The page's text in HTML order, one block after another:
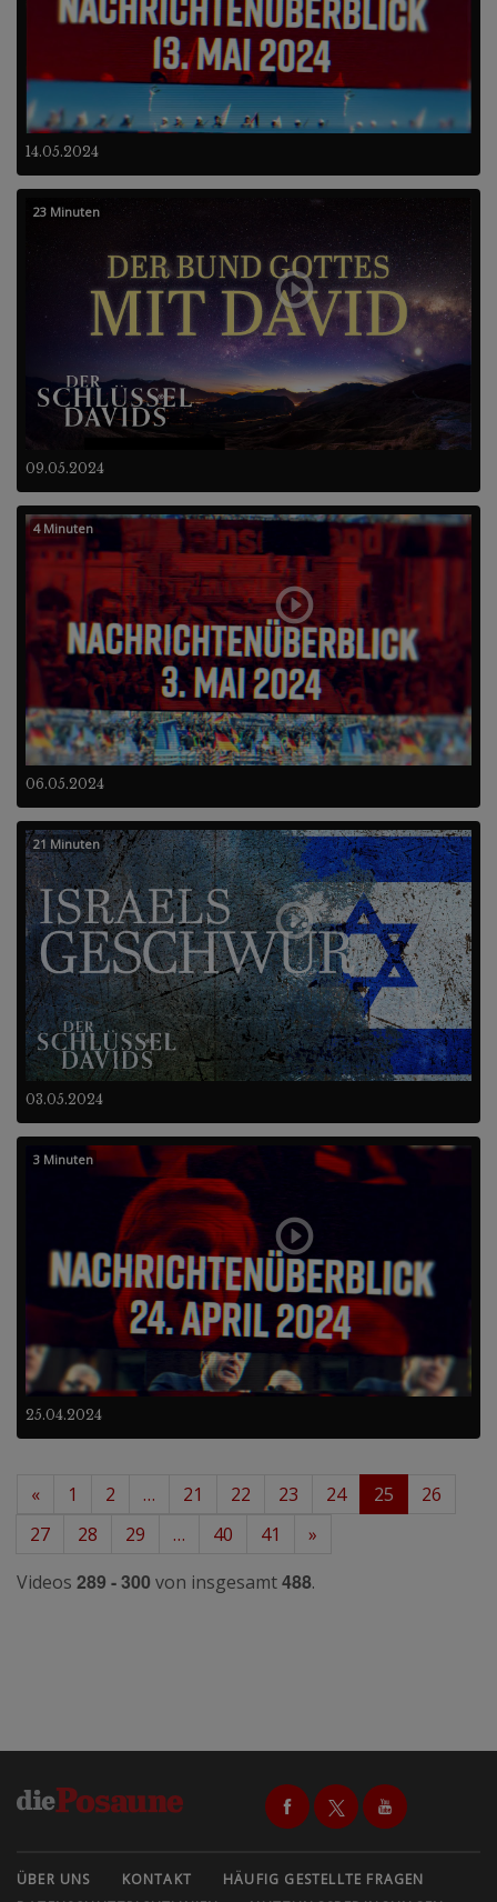
14.05.2024
09.05.2024
23 Minuten
06.05.2024
4 Minuten
03.05.2024
21 Minuten
25.04.2024
3 Minuten
« 1 2 … 21 22 23 24 25
26
27
28 29 … 40 41
»
Videos 289 - 300 von insgesamt488.
ÜBER UNS KONTAKT
HÄUFIG GESTELLTE FRAGEN